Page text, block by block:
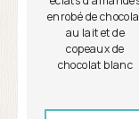
enrobé de
au lait et de
copeaux de
chocolat blanc